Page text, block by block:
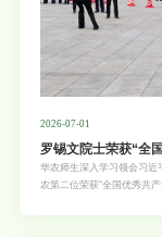
2026-07-01
罗锡文院士荣获“全
国共产党成立105周
华农师生深入学习领会习近
农第二位荣获“全国优秀共